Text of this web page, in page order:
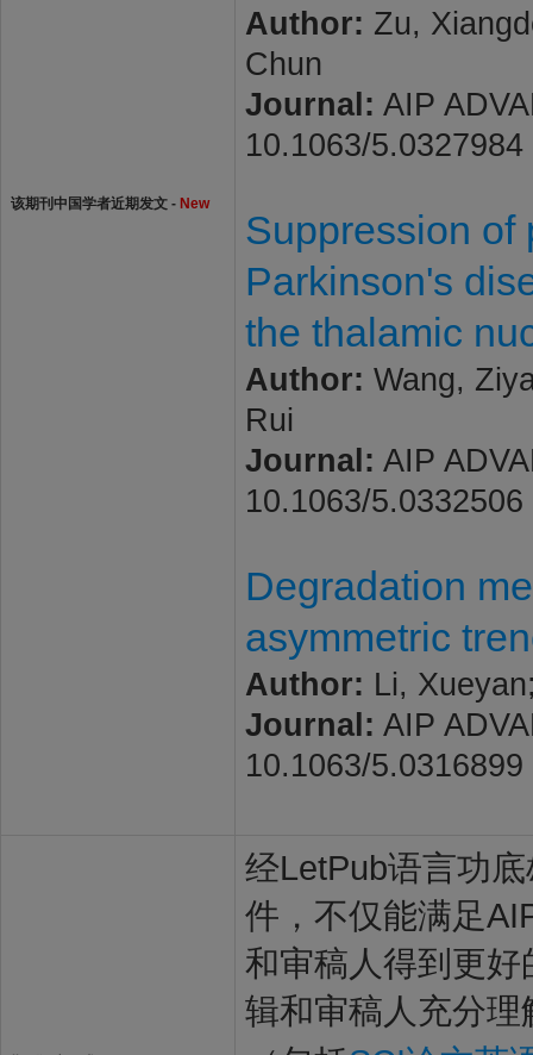
该期刊中国学者近期发文 - New
Author: Zu,
Chun
Journal: AIP
10.1063/5.0327984
Suppression of
Parkinson's
the thalamic
Author: Wang,
Rui
Journal: AIP
10.1063/5.0332506
Degradation
asymmetric
Author: Li,
Journal: AIP
10.1063/5.0316899
经LetPub语言功
件，不仅能满足
和审稿人得到更
辑和审稿人充分